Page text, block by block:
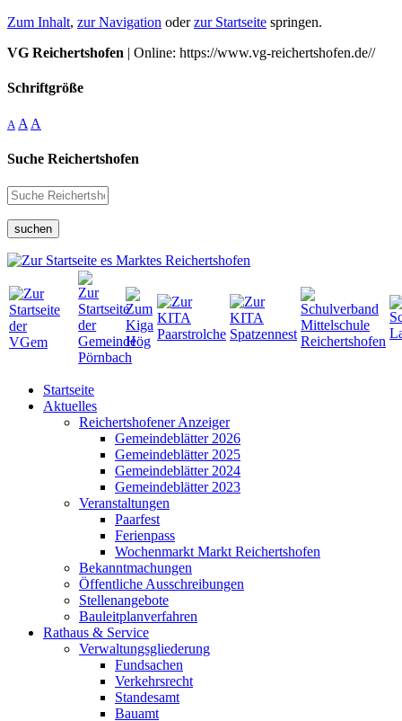
Zum Inhalt, zur Navigation oderzur Startseite springen.
VG Reichertshofen | Online: https://www.vg-reichertshofen.de//
Schriftgröße
A A A
Suche Reichertshofen
suchen
Startseite
Aktuelles
Reichertshofener Anzeiger
Gemeindeblätter 2026
Gemeindeblätter 2025
Gemeindeblätter 2024
Gemeindeblätter 2023
Veranstaltungen
Paarfest
Ferienpass
Wochenmarkt Markt Reichertshofen
Bekanntmachungen
Öffentliche Ausschreibungen
Stellenangebote
Bauleitplanverfahren
Rathaus & Service
Verwaltungsgliederung
Fundsachen
Verkehrsrecht
Standesamt
Bauamt